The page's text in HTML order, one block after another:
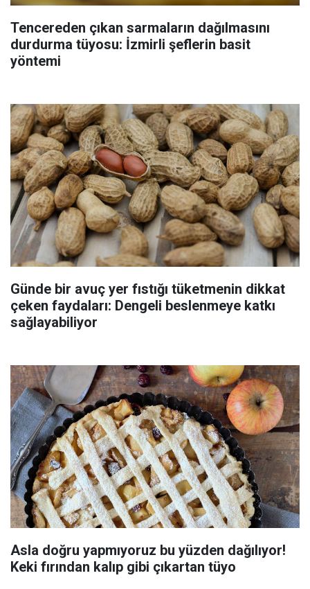
Tencereden çıkan sarmaların dağılmasını
durdurma tüyosu: İzmirli şeflerin basit
yöntemi
Günde bir avuç yer fıstığı tüketmenin dikkat
çeken faydaları: Dengeli beslenmeye katkı
sağlayabiliyor
Asla doğru yapmıyoruz bu yüzden dağılıyor!
Keki fırından kalıp gibi çıkartan tüyo